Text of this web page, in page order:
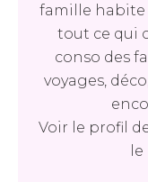
famille habite
tout ce qui
conso des
voyages,
Voir le profil